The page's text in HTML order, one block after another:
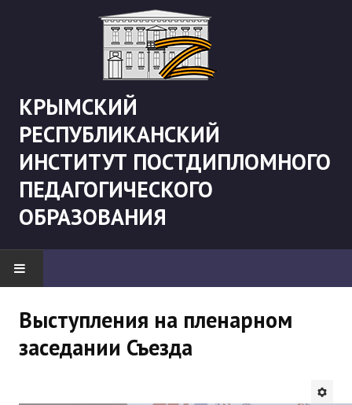
КРЫМСКИЙ
РЕСПУБЛИКАНСКИЙ
ИНСТИТУТ ПОСТДИПЛОМНОГО
ПЕДАГОГИЧЕСКОГО
ОБРАЗОВАНИЯ
"Боевая" русистика
Выступления на пленарном
заседании Съезда